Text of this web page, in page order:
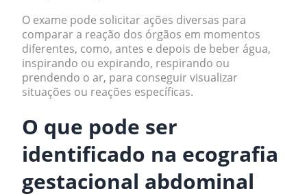
O exame pode solicitar ações diversas para
comparar a reação dos órgãos em momentos
diferentes, como, antes e depois de beber água,
inspirando ou expirando, respirando ou
prendendo o ar, para conseguir visualizar
situações ou reações específicas.
O que pode ser
identificado na ecografia
gestacional abdominal